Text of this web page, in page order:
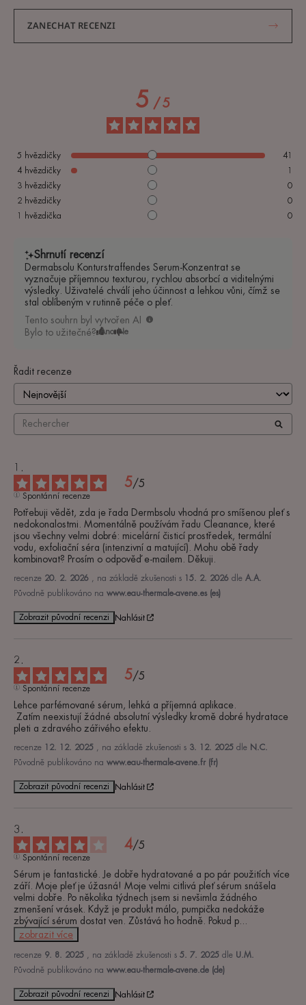
ZANECHAT RECENZI
5/5
5 hvězdičky
41
4 hvězdičky
1
3 hvězdičky
0
2 hvězdičky
0
1
hvězdička 0
Shrnutí recenzí
Dermabsolu Konturstraffendes Serum-Konzentrat se
vyznačuje příjemnou texturou, rychlou absorbcí a viditelnými
výsledky. Uživatelé chválí jeho účinnost a lehkou vůni, čímž se
stal oblíbeným v rutinně péče o pleť.
Tento souhrn byl vytvořen AI
Bylo to užitečné? Ano Ne
Řadit recenze
5/5
Spontánní recenze
Potřebuji vědět, zda je řada Dermbsolu vhodná pro smíšenou pleť s
nedokonalostmi. Momentálně používám řadu Cleanance, které
jsou všechny velmi dobré: micelární čisticí prostředek, termální
vodu, exfoliační séra (intenzivní a matující). Mohu obě řady
kombinovat? Prosím o odpověď e-mailem. Děkuji.
recenze 20. 2. 2026 , na základě zkušenosti s 15. 2. 2026 dle A.A.
Původně publikováno na www.eau-thermale-avene.es (es)
Zobrazit původní recenzi Nahlásit
5/5
Spontánní recenze
Lehce parfémované sérum, lehká a příjemná aplikace.
pleti a zdravého zářivého efektu.
recenze 12. 12. 2025 , na základě zkušenosti s 3. 12. 2025 dle N.C.
Původně publikováno na www.eau-thermale-avene.fr (fr)
Zobrazit původní recenzi Nahlásit
4/5
Spontánní recenze
Sérum je fantastické. Je dobře hydratované a po pár použitích více
září. Moje pleť je úžasná! Moje velmi citlivá pleť sérum snášela
velmi dobře. Po několika týdnech jsem si nevšimla žádného
zmenšení vrásek. Když je produkt málo, pumpička nedokáže
zbývající sérum dostat ven. Zůstává ho hodně. Pokud p
zobrazit více
recenze 9. 8. 2025 , na základě zkušenosti s 5. 7. 2025 dle U.M.
Původně publikováno na www.eau-thermale-avene.de (de)
Zobrazit původní recenzi Nahlásit